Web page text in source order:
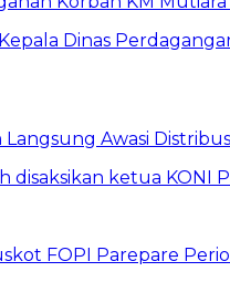
Awasi
FOPI Parepare